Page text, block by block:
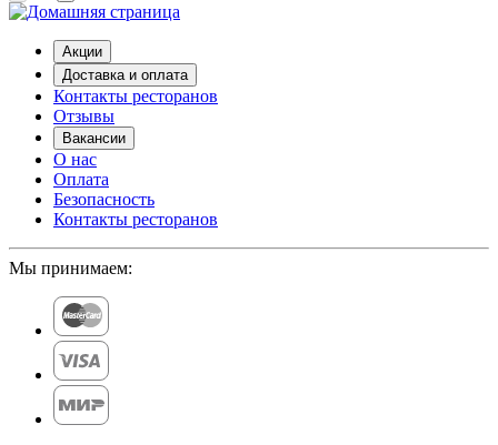
Акции
Доставка и оплата
Контакты ресторанов
Отзывы
Вакансии
О нас
Оплата
Безопасность
Контакты ресторанов
Мы принимаем: